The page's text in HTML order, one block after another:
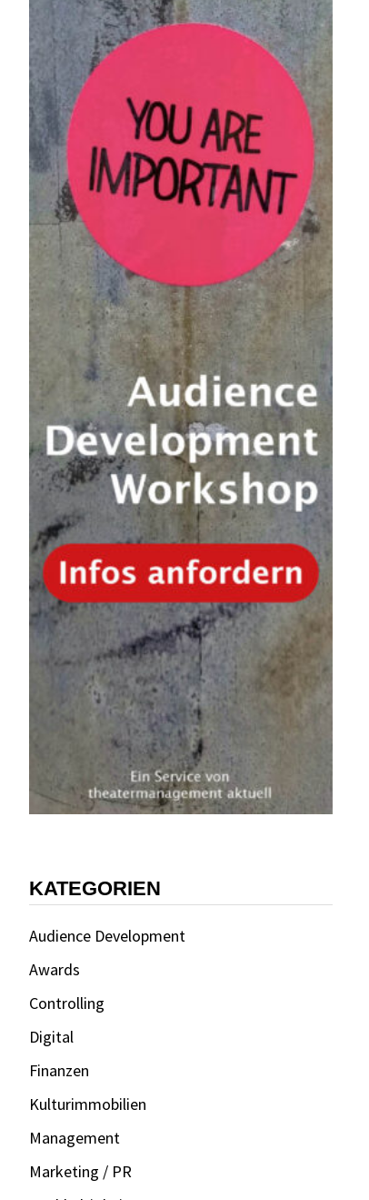
KATEGORIEN
Audience Development
Awards
Controlling
Digital
Finanzen
Kulturimmobilien
Management
Marketing / PR